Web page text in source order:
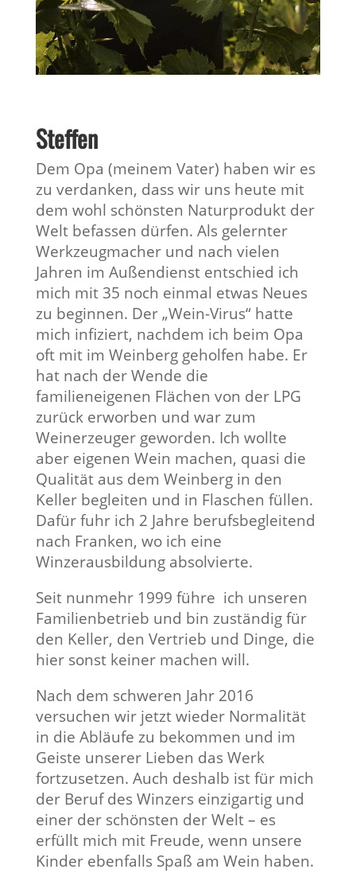
Steffen
Dem Opa (meinem Vater) haben wir es
zu verdanken, dass wir uns heute mit
dem wohl schönsten Naturprodukt der
Welt befassen dürfen. Als gelernter
Werkzeugmacher und nach vielen
Jahren im Außendienst entschied ich
mich mit 35 noch einmal etwas Neues
zu beginnen. Der „Wein-Virus“ hatte
mich infiziert, nachdem ich beim Opa
oft mit im Weinberg geholfen habe. Er
hat nach der Wende die
familieneigenen Flächen von der LPG
zurück erworben und war zum
Weinerzeuger geworden. Ich wollte
aber eigenen Wein machen, quasi die
Qualität aus dem Weinberg in den
Keller begleiten und in Flaschen füllen.
Dafür fuhr ich 2 Jahre berufsbegleitend
nach Franken, wo ich eine
Winzerausbildung absolvierte.
Seit nunmehr 1999 führe ich unseren
Familienbetrieb und bin zuständig für
den Keller, den Vertrieb und Dinge, die
hier sonst keiner machen will.
Nach dem schweren Jahr 2016
versuchen wir jetzt wieder Normalität
in die Abläufe zu bekommen und im
Geiste unserer Lieben das Werk
fortzusetzen. Auch deshalb ist für mich
der Beruf des Winzers einzigartig und
einer der schönsten der Welt – es
erfüllt mich mit Freude, wenn unsere
Kinder ebenfalls Spaß am Wein haben.